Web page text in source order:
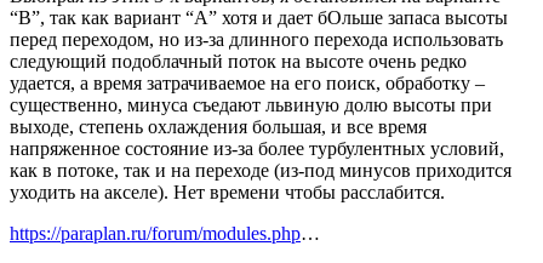
“В”, так как вариант “А” хотя и дает бОльше запаса высоты
перед переходом, но из-за длинного перехода использовать
следующий подоблачный поток на высоте очень редко
удается, а время затрачиваемое на его поиск, обработку –
существенно, минуса съедают львиную долю высоты при
выходе, степень охлаждения большая, и все время
напряженное состояние из-за более турбулентных условий,
как в потоке, так и на переходе (из-под минусов приходится
уходить на акселе). Нет времени чтобы расслабится.
https://paraplan.ru/forum/modules.php…